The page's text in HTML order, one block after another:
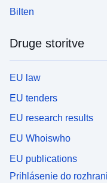
Bilten
Druge storitve
EU law
EU tenders
EU research results
EU Whoiswho
EU publications
Prihlásenie do